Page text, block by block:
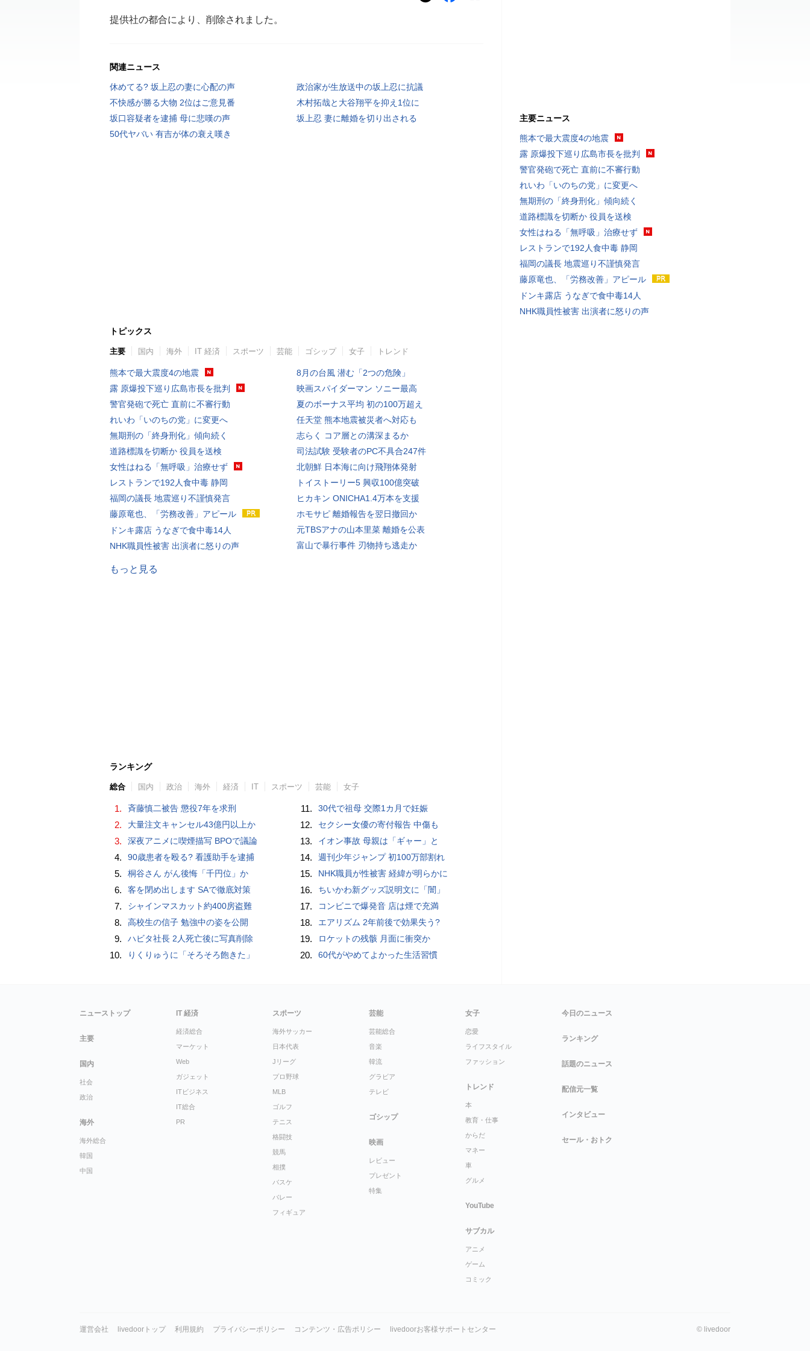
提供社の都合により、削除されました。
関連ニュース
休めてる? 坂上忍の妻に心配の声
政治家が生放送中の坂上忍に抗議
不快感が勝る大物 2位はご意見番
木村拓哉と大谷翔平を抑え1位に
坂口容疑者を逮捕 母に悲嘆の声
坂上忍 妻に離婚を切り出される
50代ヤバい 有吉が体の衰え嘆き
トピックス
主要 国内 海外 IT 経済 スポーツ 芸能 ゴシップ 女子 トレンド
熊本で最大震度4の地震
露 原爆投下巡り広島市長を批判
警官発砲で死亡 直前に不審行動
れいわ「いのちの党」に変更へ
無期刑の「終身刑化」傾向続く
道路標識を切断か 役員を送検
女性はねる「無呼吸」治療せず
レストランで192人食中毒 静岡
福岡の議長 地震巡り不謹慎発言
藤原竜也、「労務改善」アピール
ドンキ露店 うなぎで食中毒14人
NHK職員性被害 出演者に怒りの声
8月の台風 潜む「2つの危険」
映画スパイダーマン ソニー最高
夏のボーナス平均 初の100万超え
任天堂 熊本地震被災者へ対応も
志らく コア層との溝深まるか
司法試験 受験者のPC不具合247件
北朝鮮 日本海に向け飛翔体発射
トイストーリー5 興収100億突破
ヒカキン ONICHA1.4万本を支援
ホモサピ 離婚報告を翌日撤回か
元TBSアナの山本里菜 離婚を公表
富山で暴行事件 刃物持ち逃走か
もっと見る
ランキング
総合 国内 政治 海外 経済 IT スポーツ 芸能 女子
1. 斉藤慎二被告 懲役7年を求刑
2. 大量注文キャンセル43億円以上か
3. 深夜アニメに喫煙描写 BPOで議論
4. 90歳患者を殴る? 看護助手を逮捕
5. 桐谷さん がん後悔「千円位」か
6. 客を閉め出します SAで徹底対策
7. シャインマスカット約400房盗難
8. 高校生の信子 勉強中の姿を公開
9. ハビタ社長 2人死亡後に写真削除
10. りくりゅうに「そろそろ飽きた」
11. 30代で祖母 交際1カ月で妊娠
12. セクシー女優の寄付報告 中傷も
13. イオン事故 母親は「ギャー」と
14. 週刊少年ジャンプ 初100万部割れ
15. NHK職員が性被害 経緯が明らかに
16. ちいかわ新グッズ説明文に「闇」
17. コンビニで爆発音 店は煙で充満
18. エアリズム 2年前後で効果失う?
19. ロケットの残骸 月面に衝突か
20. 60代がやめてよかった生活習慣
主要ニュース
熊本で最大震度4の地震
露 原爆投下巡り広島市長を批判
警官発砲で死亡 直前に不審行動
れいわ「いのちの党」に変更へ
無期刑の「終身刑化」傾向続く
道路標識を切断か 役員を送検
女性はねる「無呼吸」治療せず
レストランで192人食中毒 静岡
福岡の議長 地震巡り不謹慎発言
藤原竜也、「労務改善」アピール
ドンキ露店 うなぎで食中毒14人
NHK職員性被害 出演者に怒りの声
ニューストップ
主要
国内
社会
政治
海外
海外総合
韓国
中国
IT 経済
経済総合
マーケット
Web
ガジェット
ITビジネス
IT総合
PR
スポーツ
海外サッカー
日本代表
Jリーグ
プロ野球
MLB
ゴルフ
テニス
格闘技
競馬
相撲
バスケ
バレー
フィギュア
芸能
芸能総合
音楽
韓流
グラビア
テレビ
ゴシップ
映画
レビュー
プレゼント
特集
女子
恋愛
ライフスタイル
ファッション
トレンド
本
教育・仕事
からだ
マネー
車
グルメ
YouTube
サブカル
アニメ
ゲーム
コミック
今日のニュース
ランキング
話題のニュース
配信元一覧
インタビュー
セール・おトク
運営会社 livedoorトップ 利用規約 プライバシーポリシー コンテンツ・広告ポリシー livedoorお客様サポートセンター © livedoor